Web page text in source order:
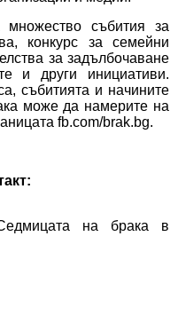
събития за
конкурс за семейни
за задълбочаване
и други инициативи.
събитията и начините
може да намерите на
fb.com/brak.bg.
на брака в